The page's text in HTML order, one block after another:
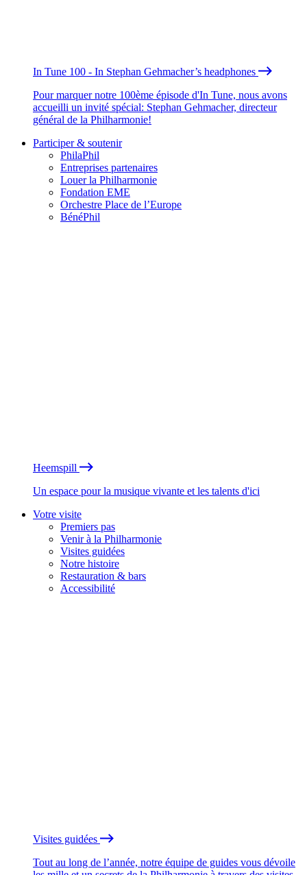
In Tune 100 - In Stephan Gehmacher’s headphones
Pour marquer notre 100ème épisode d'In Tune, nous avons
accueilli un invité spécial: Stephan Gehmacher, directeur
général de la Philharmonie!
Participer & soutenir
PhilaPhil
Entreprises partenaires
Louer la Philharmonie
Fondation EME
Orchestre Place de l’Europe
BénéPhil
Heemspill
Un espace pour la musique vivante et les talents d'ici
Votre visite
Premiers pas
Venir à la Philharmonie
Visites guidées
Notre histoire
Restauration & bars
Accessibilité
Visites guidées
Tout au long de l’année, notre équipe de guides vous dévoile